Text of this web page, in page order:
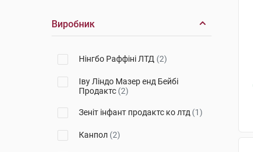
Виробник
Нінгбо Раффіні ЛТД (2)
Іву Ліндо Мазер енд Бейбі
Продактс (2)
Зеніт інфант продактс ко лтд (1)
Канпол (2)